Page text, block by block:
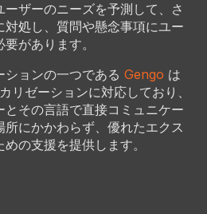
ザーのニーズを予測して、さ
対処し、質問や懸念事項にユー
があります。
ョンの一つである Gengo は
リゼーションに対応しており、
その言語で直接コミュニケー
にかかわらず、優れたエクス
の支援を提供します。